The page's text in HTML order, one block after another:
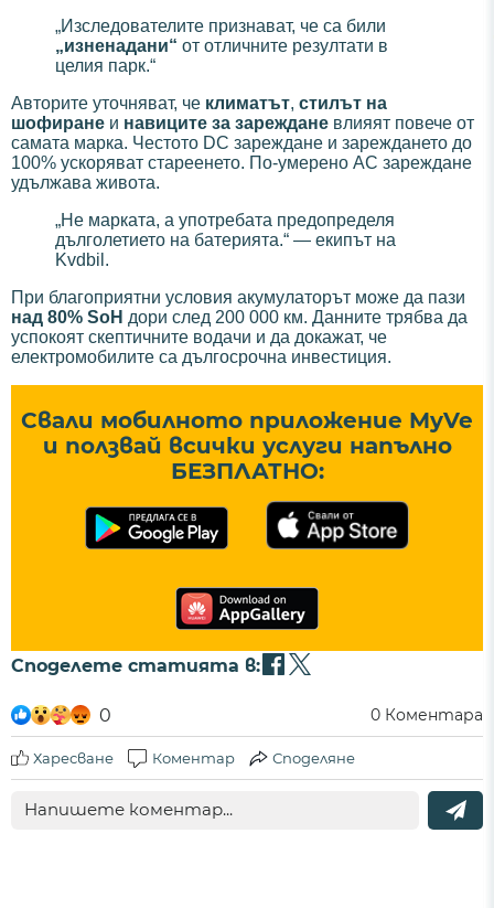
„Изследователите признават, че са били
„изненадани“ от отличните резултати в
целия парк.“
Авторите уточняват, че климатът, стилът на
шофиране и навиците за зареждане влияят повече от
самата марка. Честото DC зареждане и зареждането до
100% ускоряват стареенето. По-умерено AC зареждане
удължава живота.
„Не марката, а употребата предопределя
дълголетието на батерията.“ — екипът на
Kvdbil.
При благоприятни условия акумулаторът може да пази
над 80% SoH дори след 200 000 км. Данните трябва да
успокоят скептичните водачи и да докажат, че
електромобилите са дългосрочна инвестиция.
Свали мобилното приложение MyVe
и ползвай всички услуги напълно
БЕЗПЛАТНО:
Споделете статията в:
0 0 Коментара
Харесване Коментар Споделяне